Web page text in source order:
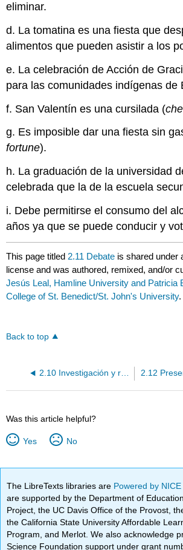
eliminar.
d. La tomatina es una fiesta que
alimentos que pueden asistir a los
e. La celebración de Acción de
para las comunidades indígenas de
f. San Valentín es una cursilada (
g. Es imposible dar una fiesta sin
fortune).
h. La graduación de la universidad
celebrada que la de la escuela
i. Debe permitirse el consumo del
años ya que se puede conducir y
This page titled2.11 Debate is shared under
license and was authored, remixed, and/or
Jesús Leal, Hamline University and Patricia
College of St. Benedict/St. John's University.
Back to top
2.10 Investigación y redacción
Was this article helpful?
Yes No
The LibreTexts libraries are Powered by
are supported by the Department of
Project, the UC Davis Office of the Provost,
the California State University Affordable
Program, and Merlot. We also acknowledge
Science Foundation support under grant